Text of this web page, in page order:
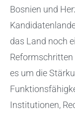
Bosnien und
das Land noch
es um die
Institutionen,